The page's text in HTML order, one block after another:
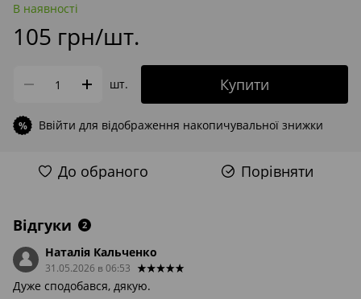
В наявності
105 грн/шт.
шт. Купити
% Ввійти для відображення накопичувальної знижки
До обраного Порівняти
Відгуки 2
Наталія Кальченко
31.05.2026 в 06:53
Дуже сподобався, дякую.